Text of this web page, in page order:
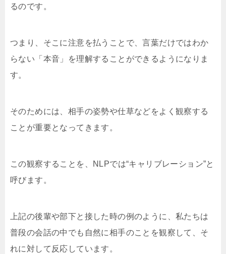
るのです。
つまり、そこに注意を払うことで、言葉だけではわか
らない「本音」を理解することができるようになりま
す。
そのためには、相手の姿勢や仕草などをよく観察する
ことが重要となってきます。
この観察することを、NLPでは“キャリブレーション”と
呼びます。
上記の後輩や部下と接した時の例のように、私たちは
普段の会話の中でも自然に相手のことを観察して、そ
れに対して反応しています。